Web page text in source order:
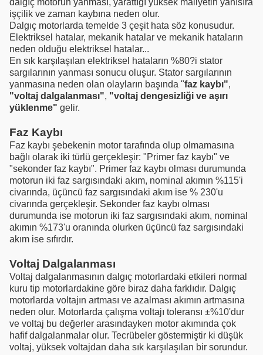
dalgıç motorun yanması, yarattığı yüksek maliyetin yanısıra
işçilik ve zaman kaybına neden olur.
Dalgıç motorlarda temelde 3 çeşit hata söz konusudur.
Elektriksel hatalar, mekanik hatalar ve mekanik hataların
neden olduğu elektriksel hatalar...
En sık karşılaşılan elektriksel hataların %80?i stator
sargılarının yanması sonucu oluşur. Stator sargılarının
yanmasına neden olan olayların başında "faz kaybı",
"voltaj dalgalanması", "voltaj dengesizliği ve aşırı
yüklenme" gelir.
Faz Kaybı
Faz kaybı şebekenin motor tarafında olup olmamasına
bağlı olarak iki türlü gerçekleşir: "Primer faz kaybı" ve
"sekonder faz kaybı". Primer faz kaybı olması durumunda
motorun iki faz sargısındaki akım, nominal akımın %115'i
civarında, üçüncü faz sargısındaki akım ise % 230'u
civarında gerçekleşir. Sekonder faz kaybı olması
durumunda ise motorun iki faz sargısındaki akım, nominal
akımın %173'u oranında olurken üçüncü faz sargısındaki
akım ise sıfırdır.
Voltaj Dalgalanması
Voltaj dalgalanmasının dalgıç motorlardaki etkileri normal
kuru tip motorlardakine göre biraz daha farklıdır. Dalgıç
motorlarda voltajın artması ve azalması akımın artmasına
neden olur. Motorlarda çalışma voltajı toleransı ±%10'dur
ve voltaj bu değerler arasındayken motor akımında çok
hafif dalgalanmalar olur. Tecrübeler göstermiştir ki düşük
voltaj, yüksek voltajdan daha sık karşılaşılan bir sorundur.